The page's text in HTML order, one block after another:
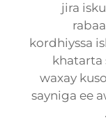
jira
kordhiyssa
khatarta
waxay
sayniga ee